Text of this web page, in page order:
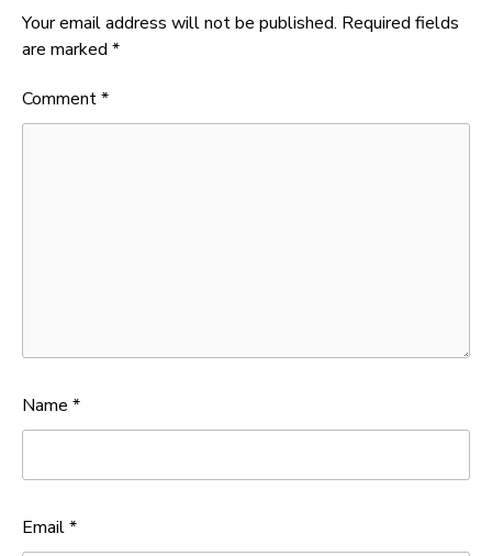
Your email address will not be published. Required fields
are marked *
Comment*
Name *
Email*